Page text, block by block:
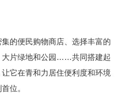
的便民购物商店、选择丰富的
大片绿地和公园……共同搭建起
它在青和力居住便利度和环境
位。